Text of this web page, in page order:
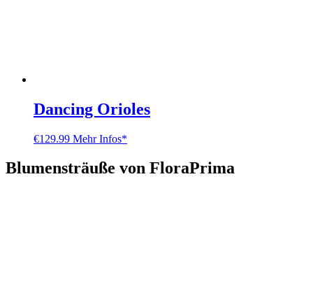
Dancing Orioles
€129.99 Mehr Infos*
Blumensträuße von FloraPrima